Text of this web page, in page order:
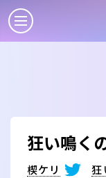
狂い鳴く
楔ケリ 狂